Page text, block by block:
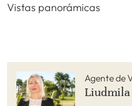
Vistas panorámicas
Agente de